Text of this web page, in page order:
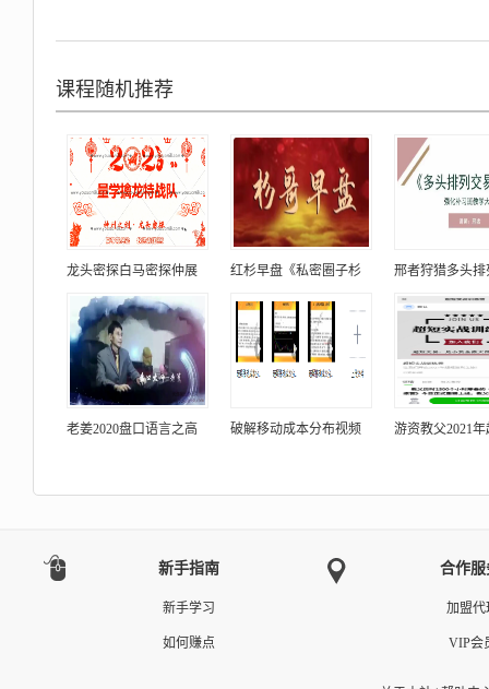
课程随机推荐
龙头密探白马密探仲展 红杉早盘《私密圈子杉 邢者狩猎多头排
老姜2020盘口语言之高 破解移动成本分布视频 游资教父2021
新手指南
新手学习
如何赚点
合作服
加盟代
VIP会